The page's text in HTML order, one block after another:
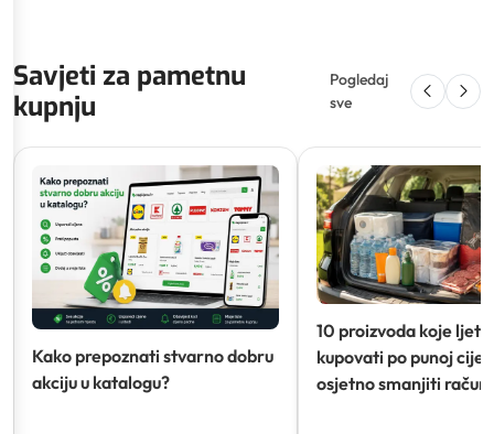
Savjeti za pametnu
kupnju
Pogledaj
sve
Kako prepoznati stvarno dobru
akciju u katalogu?
10 proizvoda koje ljeti
kupovati po punoj
osjetno smanjiti račun)